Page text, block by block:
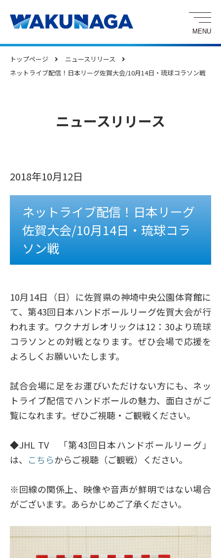
トップページ
ニュースリリース
ネットライブ配信！日本リーグ佐賀大会/10月14日・琉球コラソン戦
ニュースリリース
2018年10月12日
ネットライブ配信！日本リーグ
佐賀大会/10月14日・琉球コラ
ソン戦
10月14日（日）に佐賀県の神埼中央公園体育館に
て、第43回日本ハンドボールリーグ佐賀大会が行
われます。ワクナガレオリックは12：30より琉球
コラソンとの対戦となります。ぜひ会場で応援を
よろしくお願いいたします。
試合会場に足をお運びいただけない方にも、ネッ
トライブ配信でハンドボールの魅力、面白さがご
覧になれます。ぜひご視聴・ご観戦ください。
◆JHL TV 「第43回日本ハンドボールリーグ」
は、
こちらからご視聴（ご観戦）ください。
※回線の関係上、映像や音声が鮮明ではない場合
がございます。あらかじめご了承ください。